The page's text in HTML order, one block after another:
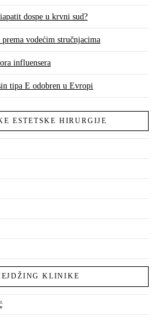
dospe u krvni sud?
vodećim stručnjacima
influensera
tipa E odobren u Evropi
ESTETSKE HIRURGIJE
KLINIKE